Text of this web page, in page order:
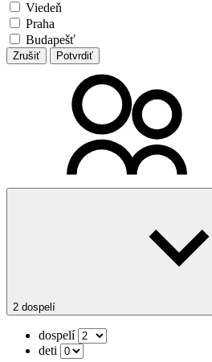
Viedeň
Praha
Budapešť
Zrušiť Potvrdiť
2 dospelí
dospelí
deti